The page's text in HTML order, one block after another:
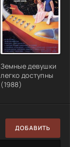
Земные девушки
легко доступны
(1988)
ДОБАВИТЬ